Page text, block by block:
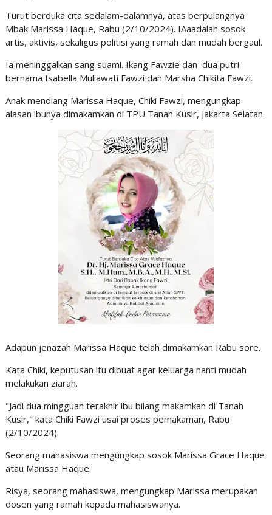
Turut berduka cita sedalam-dalamnya, atas berpulangnya
Mbak Marissa Haque, Rabu (2/10/2024). IAaadalah sosok
artis, aktivis, sekaligus politisi yang ramah dan mudah bergaul.
Ia meninggalkan sang suami. Ikang Fawzie dan dua putri
bernama Isabella Muliawati Fawzi dan Marsha Chikita Fawzi.
Anak mendiang Marissa Haque, Chiki Fawzi, mengungkap
alasan ibunya dimakamkan di TPU Tanah Kusir, Jakarta Selatan.
Adapun jenazah Marissa Haque telah dimakamkan Rabu sore.
Kata Chiki, keputusan itu dibuat agar keluarga nanti mudah
melakukan ziarah.
"Jadi dua mingguan terakhir ibu bilang makamkan di Tanah
Kusir," kata Chiki Fawzi usai proses pemakaman, Rabu
(2/10/2024).
Seorang mahasiswa mengungkap sosok Marissa Grace Haque
atau Marissa Haque.
Risya, seorang mahasiswa, mengungkap Marissa merupakan
dosen yang ramah kepada mahasiswanya.